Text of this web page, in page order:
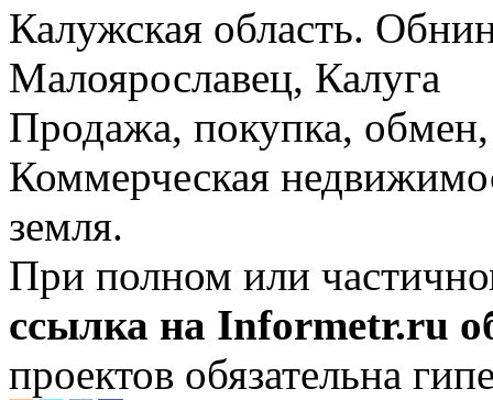
Калужская область.
Малоярославец, Калуга
Продажа, покупка, обмен,
Коммерческая
земля.
При полном или
ссылка на Informetr.ru
проектов обязательна